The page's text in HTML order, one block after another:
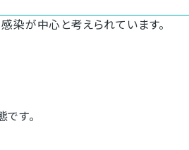
染が中心と考えられています。
す。